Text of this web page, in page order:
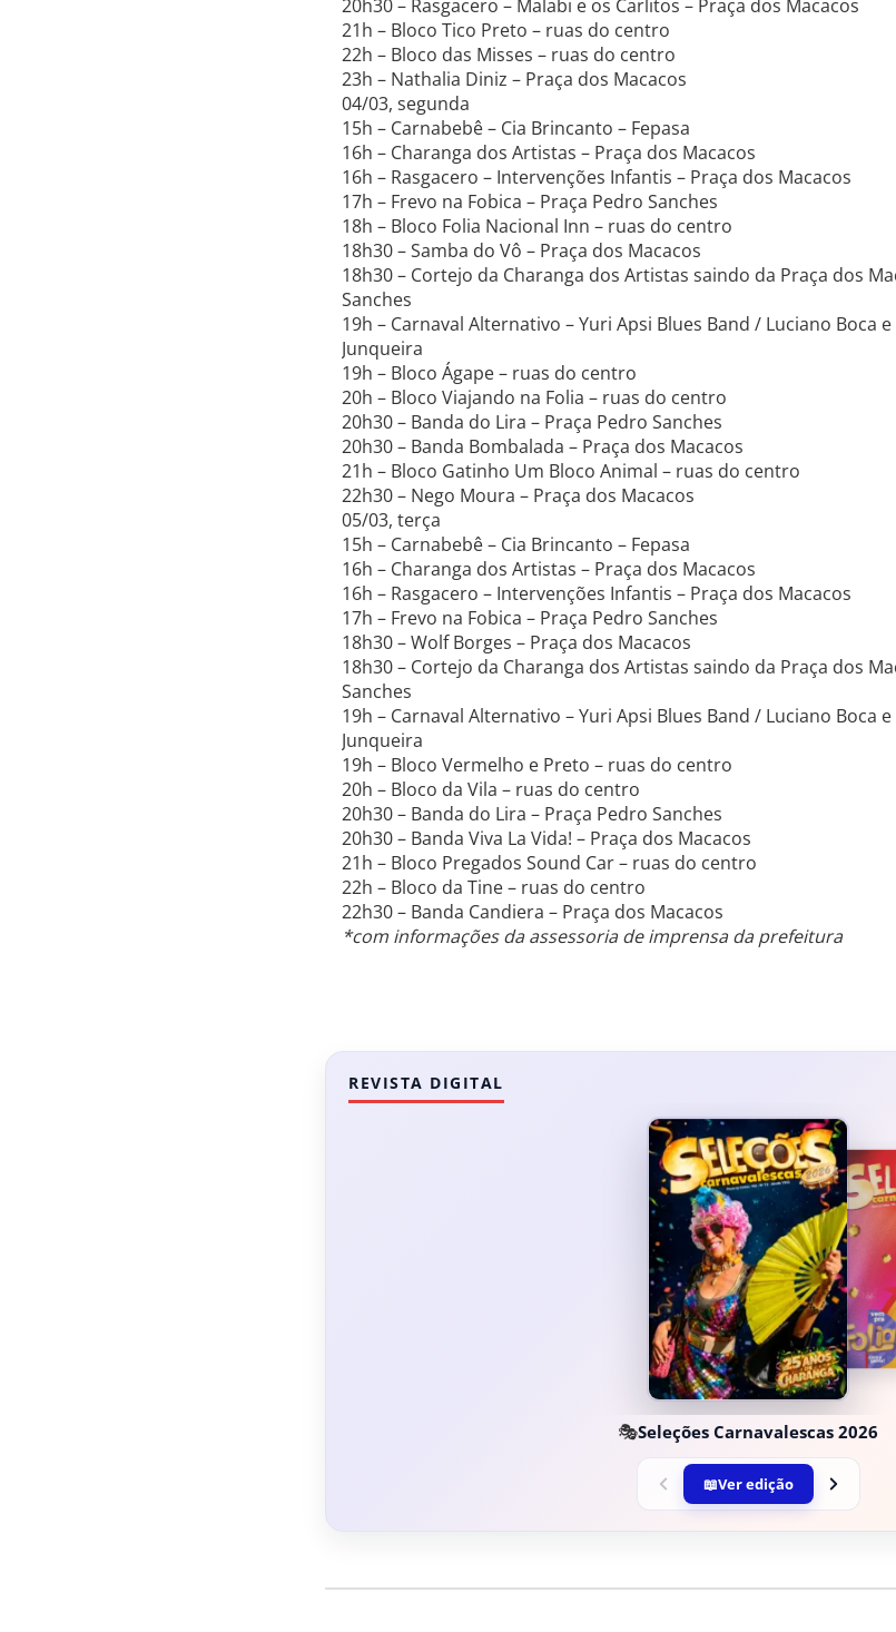
20h30 – Rasgacero – Malabi e os Carlitos – Praça dos Macacos
21h – Bloco Tico Preto – ruas do centro
22h – Bloco das Misses – ruas do centro
23h – Nathalia Diniz – Praça dos Macacos
04/03, segunda
15h – Carnabebê – Cia Brincanto – Fepasa
16h – Charanga dos Artistas – Praça dos Macacos
16h – Rasgacero – Intervenções Infantis – Praça dos Macacos
17h – Frevo na Fobica – Praça Pedro Sanches
18h – Bloco Folia Nacional Inn – ruas do centro
18h30 – Samba do Vô – Praça dos Macacos
18h30 – Cortejo da Charanga dos Artistas saindo da Praça dos
Sanches
19h – Carnaval Alternativo – Yuri Apsi Blues Band / Luciano Boca
Junqueira
19h – Bloco Ágape – ruas do centro
20h – Bloco Viajando na Folia – ruas do centro
20h30 – Banda do Lira – Praça Pedro Sanches
20h30 – Banda Bombalada – Praça dos Macacos
21h – Bloco Gatinho Um Bloco Animal – ruas do centro
22h30 – Nego Moura – Praça dos Macacos
05/03, terça
15h – Carnabebê – Cia Brincanto – Fepasa
16h – Charanga dos Artistas – Praça dos Macacos
16h – Rasgacero – Intervenções Infantis – Praça dos Macacos
17h – Frevo na Fobica – Praça Pedro Sanches
18h30 – Wolf Borges – Praça dos Macacos
18h30 – Cortejo da Charanga dos Artistas saindo da Praça dos
Sanches
19h – Carnaval Alternativo – Yuri Apsi Blues Band / Luciano Boca
Junqueira
19h – Bloco Vermelho e Preto – ruas do centro
20h – Bloco da Vila – ruas do centro
20h30 – Banda do Lira – Praça Pedro Sanches
20h30 – Banda Viva La Vida! – Praça dos Macacos
21h – Bloco Pregados Sound Car – ruas do centro
22h – Bloco da Tine – ruas do centro
22h30 – Banda Candiera – Praça dos Macacos
*com informações da assessoria de imprensa da prefeitura
REVISTA DIGITAL
🎭Seleções Carnavalescas 2026
📖Ver edição